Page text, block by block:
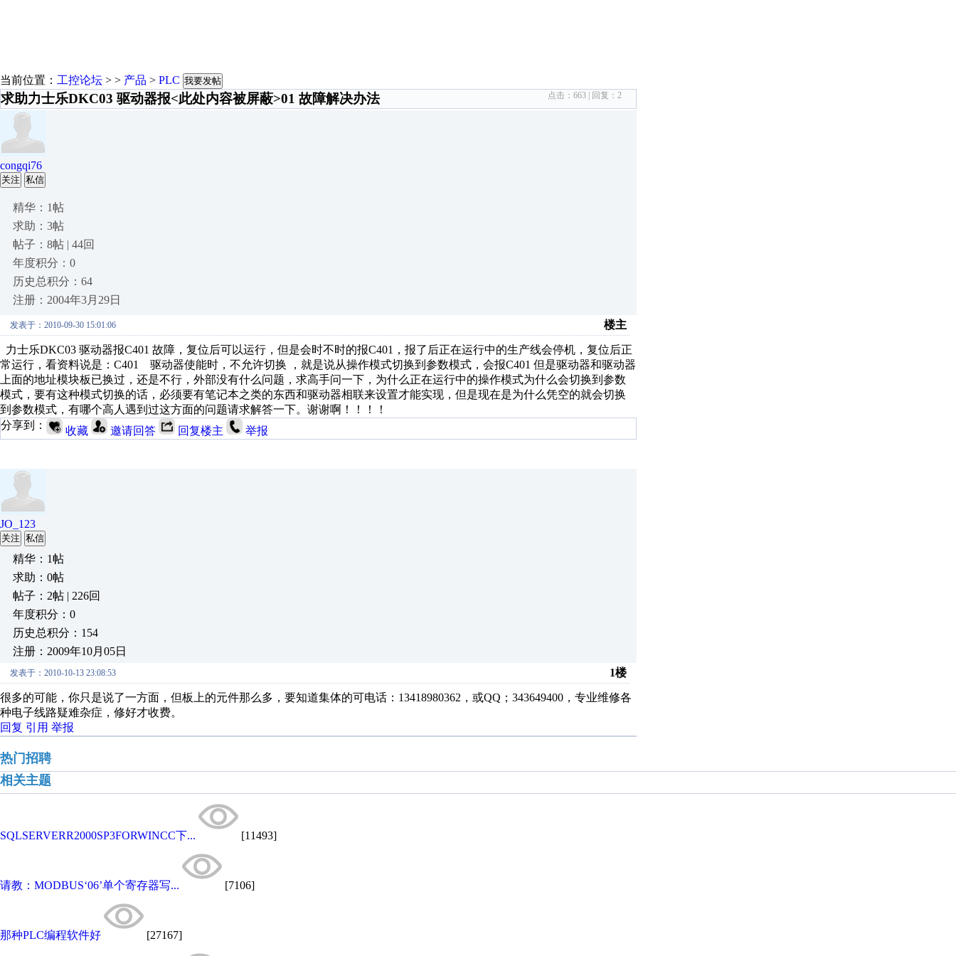
当前位置： 工控论坛 > > 产品 > PLC 我要发帖
求助力士乐DKC03 驱动器报<此处内容被屏蔽>01 故障解决办法 点击： 663 | 回复： 2
congqi76
关注 私信
精华：1帖
求助：3帖
帖子：8帖 | 44回
年度积分：0
历史总积分：64
注册：2004年3月29日
发表于：2010-09-30 15:01:06 楼主
力士乐DKC03 驱动器报C401 故障，复位后可以运行，但是会时不时的报C401，报了后正在运行中的生产线会停机，复位后正
常运行，看资料说是：C401 驱动器使能时，不允许切换 ，就是说从操作模式切换到参数模式，会报C401 但是驱动器和驱动器
上面的地址模块板已换过，还是不行，外部没有什么问题，求高手问一下，为什么正在运行中的操作模式为什么会切换到参数
模式，要有这种模式切换的话，必须要有笔记本之类的东西和驱动器相联来设置才能实现，但是现在是为什么凭空的就会切换
到参数模式，有哪个高人遇到过这方面的问题请求解答一下。谢谢啊！！！！
分享到：
收藏 邀请回答 回复楼主 举报
JO_123
关注 私信
精华：1帖
求助：0帖
帖子：2帖 | 226回
年度积分：0
历史总积分：154
注册：2009年10月05日
发表于：2010-10-13 23:08:53 1楼
很多的可能，你只是说了一方面，但板上的元件那么多，要知道集体的可电话：13418980362，或QQ；343649400，专业维修各
种电子线路疑难杂症，修好才收费。
回复 引用 举报
热门招聘
相关主题
SQLSERVERR2000SP3FORWINCC下... [11493]
请教：MODBUS‘06’单个寄存器写... [7106]
那种PLC编程软件好 [27167]